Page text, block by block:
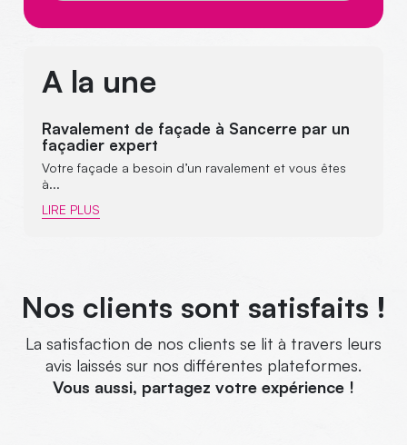
A la une
Ravalement de façade à Sancerre par un
façadier expert
Votre façade a besoin d’un ravalement et vous êtes
à...
LIRE PLUS
Nos clients sont satisfaits !
La satisfaction de nos clients se lit à travers leurs
avis laissés sur nos différentes plateformes.
Vous aussi, partagez votre expérience !